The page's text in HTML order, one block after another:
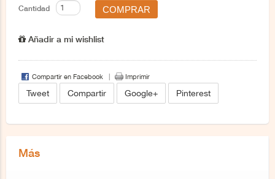
Cantidad
Añadir a mi wishlist
Compartir en Facebook Imprimir
Tweet Compartir Google+ Pinterest
Más